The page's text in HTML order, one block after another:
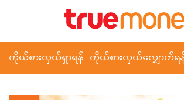
ကိုယ်စားလှယ်ရှာရန် ကိုယ်စားလှယ်လျှောက်ရ